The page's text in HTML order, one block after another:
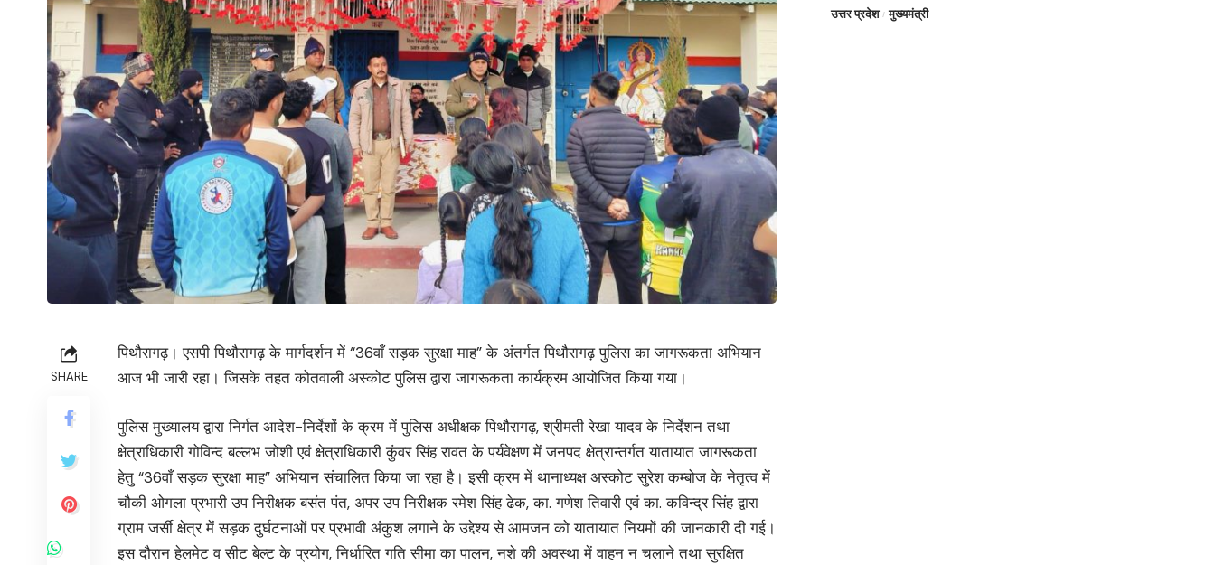
SHARE
पिथौरागढ़। एसपी पिथौरागढ़ के मार्गदर्शन में “36वाँ सड़क सुरक्षा माह” के अंतर्गत पिथौरागढ़ पुलिस का जागरूकता अभियान
आज भी जारी रहा। जिसके तहत कोतवाली अस्कोट पुलिस द्वारा जागरूकता कार्यक्रम आयोजित किया गया।
पुलिस मुख्यालय द्वारा निर्गत आदेश-निर्देशों के क्रम में पुलिस अधीक्षक पिथौरागढ़, श्रीमती रेखा यादव के निर्देशन तथा
क्षेत्राधिकारी गोविन्द बल्लभ जोशी एवं क्षेत्राधिकारी कुंवर सिंह रावत के पर्यवेक्षण में जनपद क्षेत्रान्तर्गत यातायात जागरूकता
हेतु “36वाँ सड़क सुरक्षा माह” अभियान संचालित किया जा रहा है। इसी क्रम में थानाध्यक्ष अस्कोट सुरेश कम्बोज के नेतृत्व में
चौकी ओगला प्रभारी उप निरीक्षक बसंत पंत, अपर उप निरीक्षक रमेश सिंह ढेक, का. गणेश तिवारी एवं का. कविन्द्र सिंह द्वारा
ग्राम जर्सी क्षेत्र में सड़क दुर्घटनाओं पर प्रभावी अंकुश लगाने के उद्देश्य से आमजन को यातायात नियमों की जानकारी दी गई।
इस दौरान हेलमेट व सीट बेल्ट के प्रयोग, निर्धारित गति सीमा का पालन, नशे की अवस्था में वाहन न चलाने तथा सुरक्षित
उत्तर प्रदेश मुख्यमंत्री